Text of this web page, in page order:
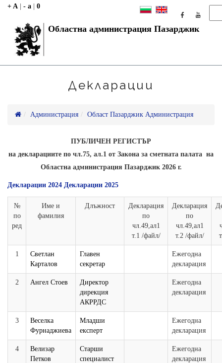
+ A - a 0
Областна администрация Пазарджик
Декларации
Администрация Област Пазарджик Администрация
ПУБЛИЧЕН РЕГИСТЪР
на декларациите по чл.75, ал.1 от Закона за сметната палата на
Областна администрация Пазарджик 2026 г.
Декларации 2024 Декларации 2025
№
по
ред
Име и
фамилия
Длъжност
Декларация
по
чл.49,ал1
т.1 /файл/
Декларация
по
чл.49,ал1
т.2 /файл/
1
Светлан
Карталов
Главен
секретар
Ежегодна
декларация
2 Ангел Стоев
Директор
дирекция
АКРРДС
Ежегодна
декларация
3
Веселка
Фурнаджиева
Младши
експерт
Ежегодна
декларация
4
Велизар
Петков
Старши
специалист
Ежегодна
декларация